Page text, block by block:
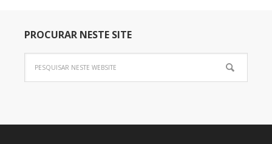
PROCURAR NESTE SITE